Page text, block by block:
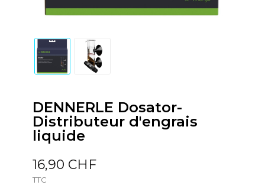
DENNERLE Dosator-
Distributeur d'engrais
liquide
16,90 CHF
TTC